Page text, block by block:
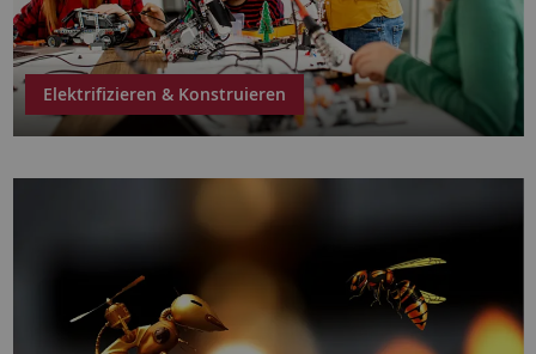
Elektrifizieren & Konstruieren